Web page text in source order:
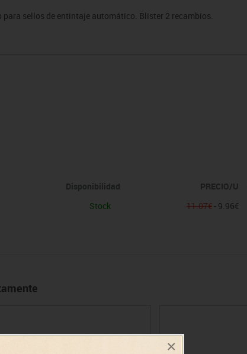
×
sellos de entintaje automático. Blister 2 recambios.
Disponibilidad PRECIO/U
Stock 11.07€- 9.96€